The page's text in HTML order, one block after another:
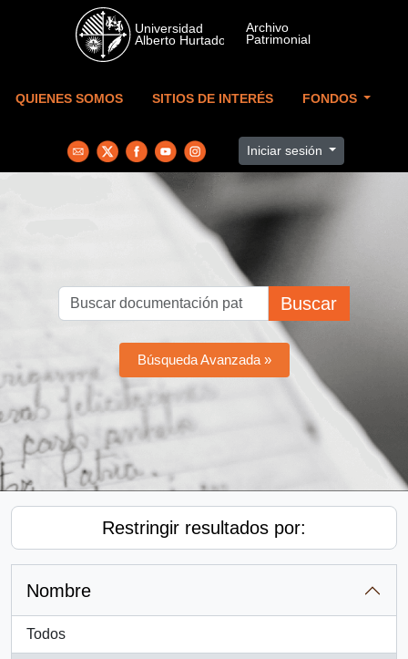
Skip to main content
QUIENES SOMOS SITIOS DE INTERÉS FONDOS
Iniciar sesión
Buscar
Búsqueda Avanzada »
Restringir resultados por:
Nombre
Todos